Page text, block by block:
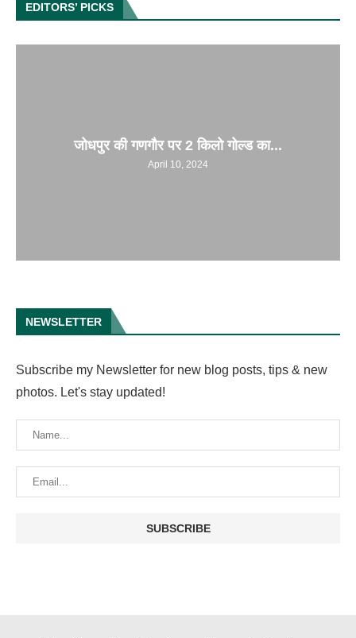
EDITORS’ PICKS
जोधपुर की गणगौर पर 2 किलो गोल्ड का...
April 10, 2024
NEWSLETTER
Subscribe my Newsletter for new blog posts, tips & new
photos. Let's stay updated!